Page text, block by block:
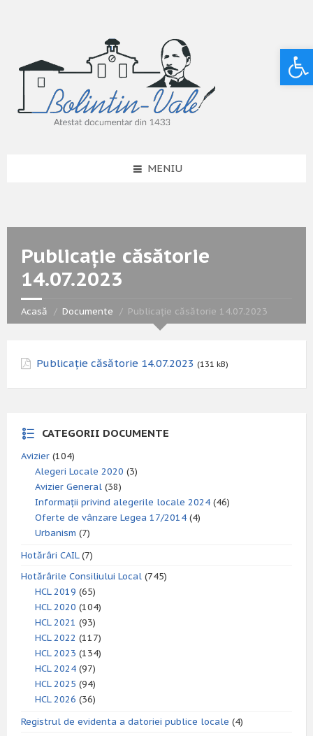
MENIU
Publicație căsătorie
14.07.2023
Acasă Documente Publicație căsătorie 14.07.2023
Publicație căsătorie 14.07.2023 (131 kB)
CATEGORII DOCUMENTE
Avizier (104)
Alegeri Locale 2020 (3)
Avizier General (38)
Informații privind alegerile locale 2024 (46)
Oferte de vânzare Legea 17/2014 (4)
Urbanism (7)
Hotărâri CAIL(7)
Hotărârile Consiliului Local (745)
HCL 2019 (65)
HCL 2020 (104)
HCL 2021 (93)
HCL 2022 (117)
HCL 2023 (134)
HCL 2024 (97)
HCL 2025 (94)
HCL 2026 (36)
Registrul de evidenta a datoriei publice locale (4)
Deschide bara de unelte